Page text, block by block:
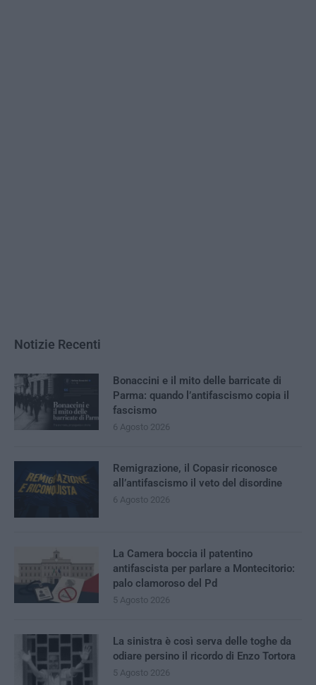
Notizie Recenti
Bonaccini e il mito delle barricate di
Parma: quando l’antifascismo copia il
fascismo
6 Agosto 2026
Remigrazione, il Copasir riconosce
all’antifascismo il veto del disordine
6 Agosto 2026
La Camera boccia il patentino
antifascista per parlare a Montecitorio:
palo clamoroso del Pd
5 Agosto 2026
La sinistra è così serva delle toghe da
odiare persino il ricordo di Enzo Tortora
5 Agosto 2026